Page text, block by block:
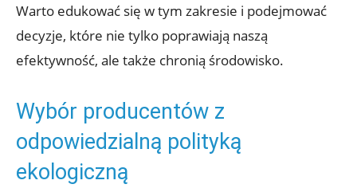
Warto edukować się w tym zakresie i podejmować
decyzje, które nie tylko poprawiają naszą
efektywność, ale także chronią środowisko.
Wybór producentów z
odpowiedzialną polityką
ekologiczną